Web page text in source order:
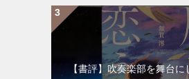
【書評】吹奏楽部を舞台